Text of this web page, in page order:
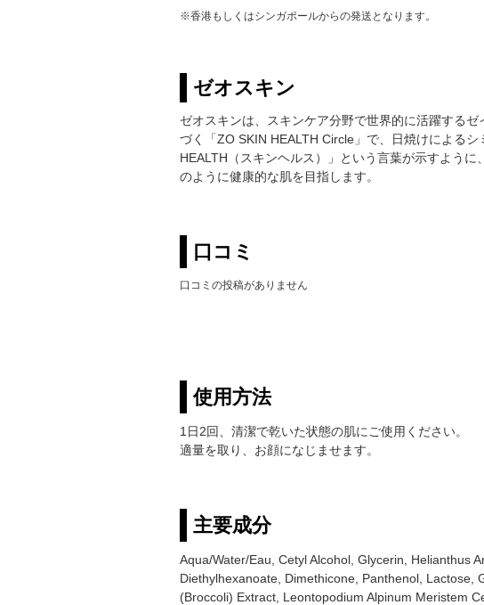
※香港もしくはシンガポールからの発送となります。
ゼオスキン
ゼオスキンは、スキンケア分野で世界的に活躍する
づく「ZO SKIN HEALTH Circle」で、日焼けによる
HEALTH（スキンヘルス）」という言葉が示すよう
のように健康的な肌を目指します。
口コミ
口コミの投稿がありません
使用方法
1日2回、清潔で乾いた状態の肌にご使用ください。
適量を取り、お顔になじませます。
主要成分
Aqua/Water/Eau, Cetyl Alcohol, Glycerin, Helianthus
Diethylhexanoate, Dimethicone, Panthenol, Lactose,
(Broccoli) Extract, Leontopodium Alpinum Meristem